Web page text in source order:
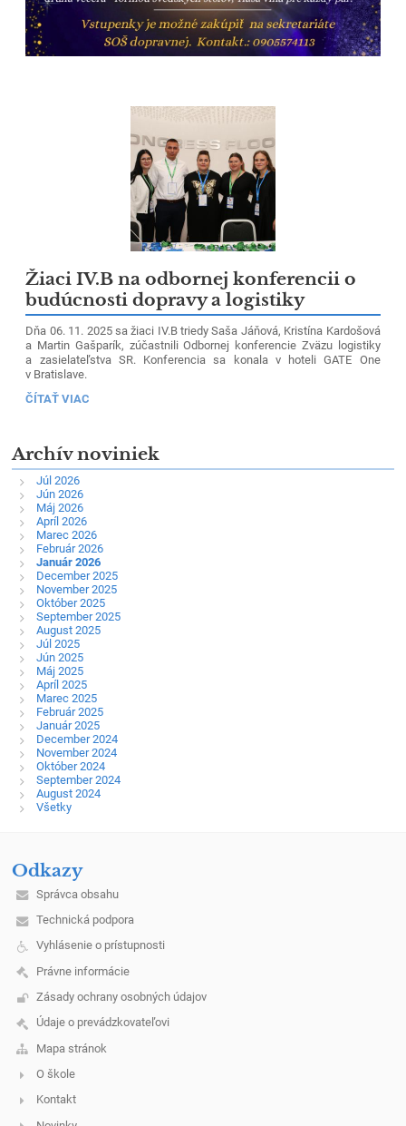
Žiaci IV.B na odbornej konferencii o
budúcnosti dopravy a logistiky
Dňa 06. 11. 2025 sa žiaci IV.B triedy Saša Jáňová, Kristína Kardošová
a Martin Gašparík, zúčastnili Odbornej konferencie Zväzu logistiky
a zasielateľstva SR. Konferencia sa konala v hoteli GATE One
v Bratislave.
ŽIACI
KONFERENCII
O
BUDÚCNOSTI
DOPRAVY
LOGISTIKY:
ČÍTAŤ VIAC
Archív noviniek
Júl 2026
Jún 2026
Máj 2026
Apríl 2026
Marec 2026
Február 2026
Január 2026
December 2025
November 2025
Október 2025
September 2025
August 2025
Júl 2025
Jún 2025
Máj 2025
Apríl 2025
Marec 2025
Február 2025
Január 2025
December 2024
November 2024
Október 2024
September 2024
August 2024
Všetky
Odkazy
Správca obsahu
Technická podpora
Vyhlásenie o prístupnosti
Právne informácie
Zásady ochrany osobných údajov
Údaje o prevádzkovateľovi
Mapa stránok
O škole
Kontakt